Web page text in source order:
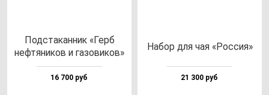
Под­ста­кан­ник «Герб
неф­тя­ни­ков и га­зо­ви­ков»
16 700 руб
Набор для чая «Рос­сия»
21 300 руб